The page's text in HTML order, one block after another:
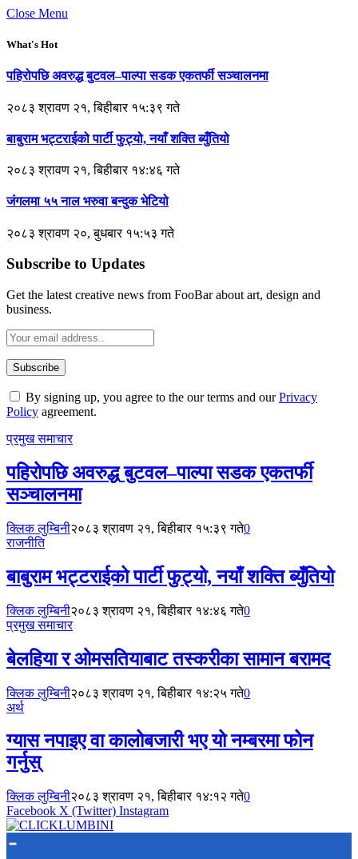
Close Menu
What's Hot
पहिरोपछि अवरुद्ध बुटवल–पाल्पा सडक एकतर्फी सञ्चालनमा
२०८३ श्रावण २१, बिहीबार १५:३९ गते
बाबुराम भट्टराईको पार्टी फुट्यो, नयाँ शक्ति ब्युँतियो
२०८३ श्रावण २१, बिहीबार १४:४६ गते
जंगलमा ५५ नाल भरुवा बन्दुक भेटियो
२०८३ श्रावण २०, बुधबार १५:५३ गते
Subscribe to Updates
Get the latest creative news from FooBar about art, design and
business.
By signing up, you agree to the our terms and ourPrivacy
Policy agreement.
प्रमुख समाचार
पहिरोपछि अवरुद्ध बुटवल–पाल्पा सडक एकतर्फी
सञ्चालनमा
क्लिक लुम्बिनी२०८३ श्रावण २१, बिहीबार १५:३९ गते0
राजनीति
बाबुराम भट्टराईको पार्टी फुट्यो, नयाँ शक्ति ब्युँतियो
क्लिक लुम्बिनी२०८३ श्रावण २१, बिहीबार १४:४६ गते0
प्रमुख समाचार
बेलहिया र ओमसतियाबाट तस्करीका सामान बरामद
क्लिक लुम्बिनी२०८३ श्रावण २१, बिहीबार १४:२५ गते0
अर्थ
ग्यास नपाइए वा कालोबजारी भए यो नम्बरमा फोन
गर्नुस्
क्लिक लुम्बिनी२०८३ श्रावण २१, बिहीबार १४:१२ गते0
Facebook X (Twitter) Instagram